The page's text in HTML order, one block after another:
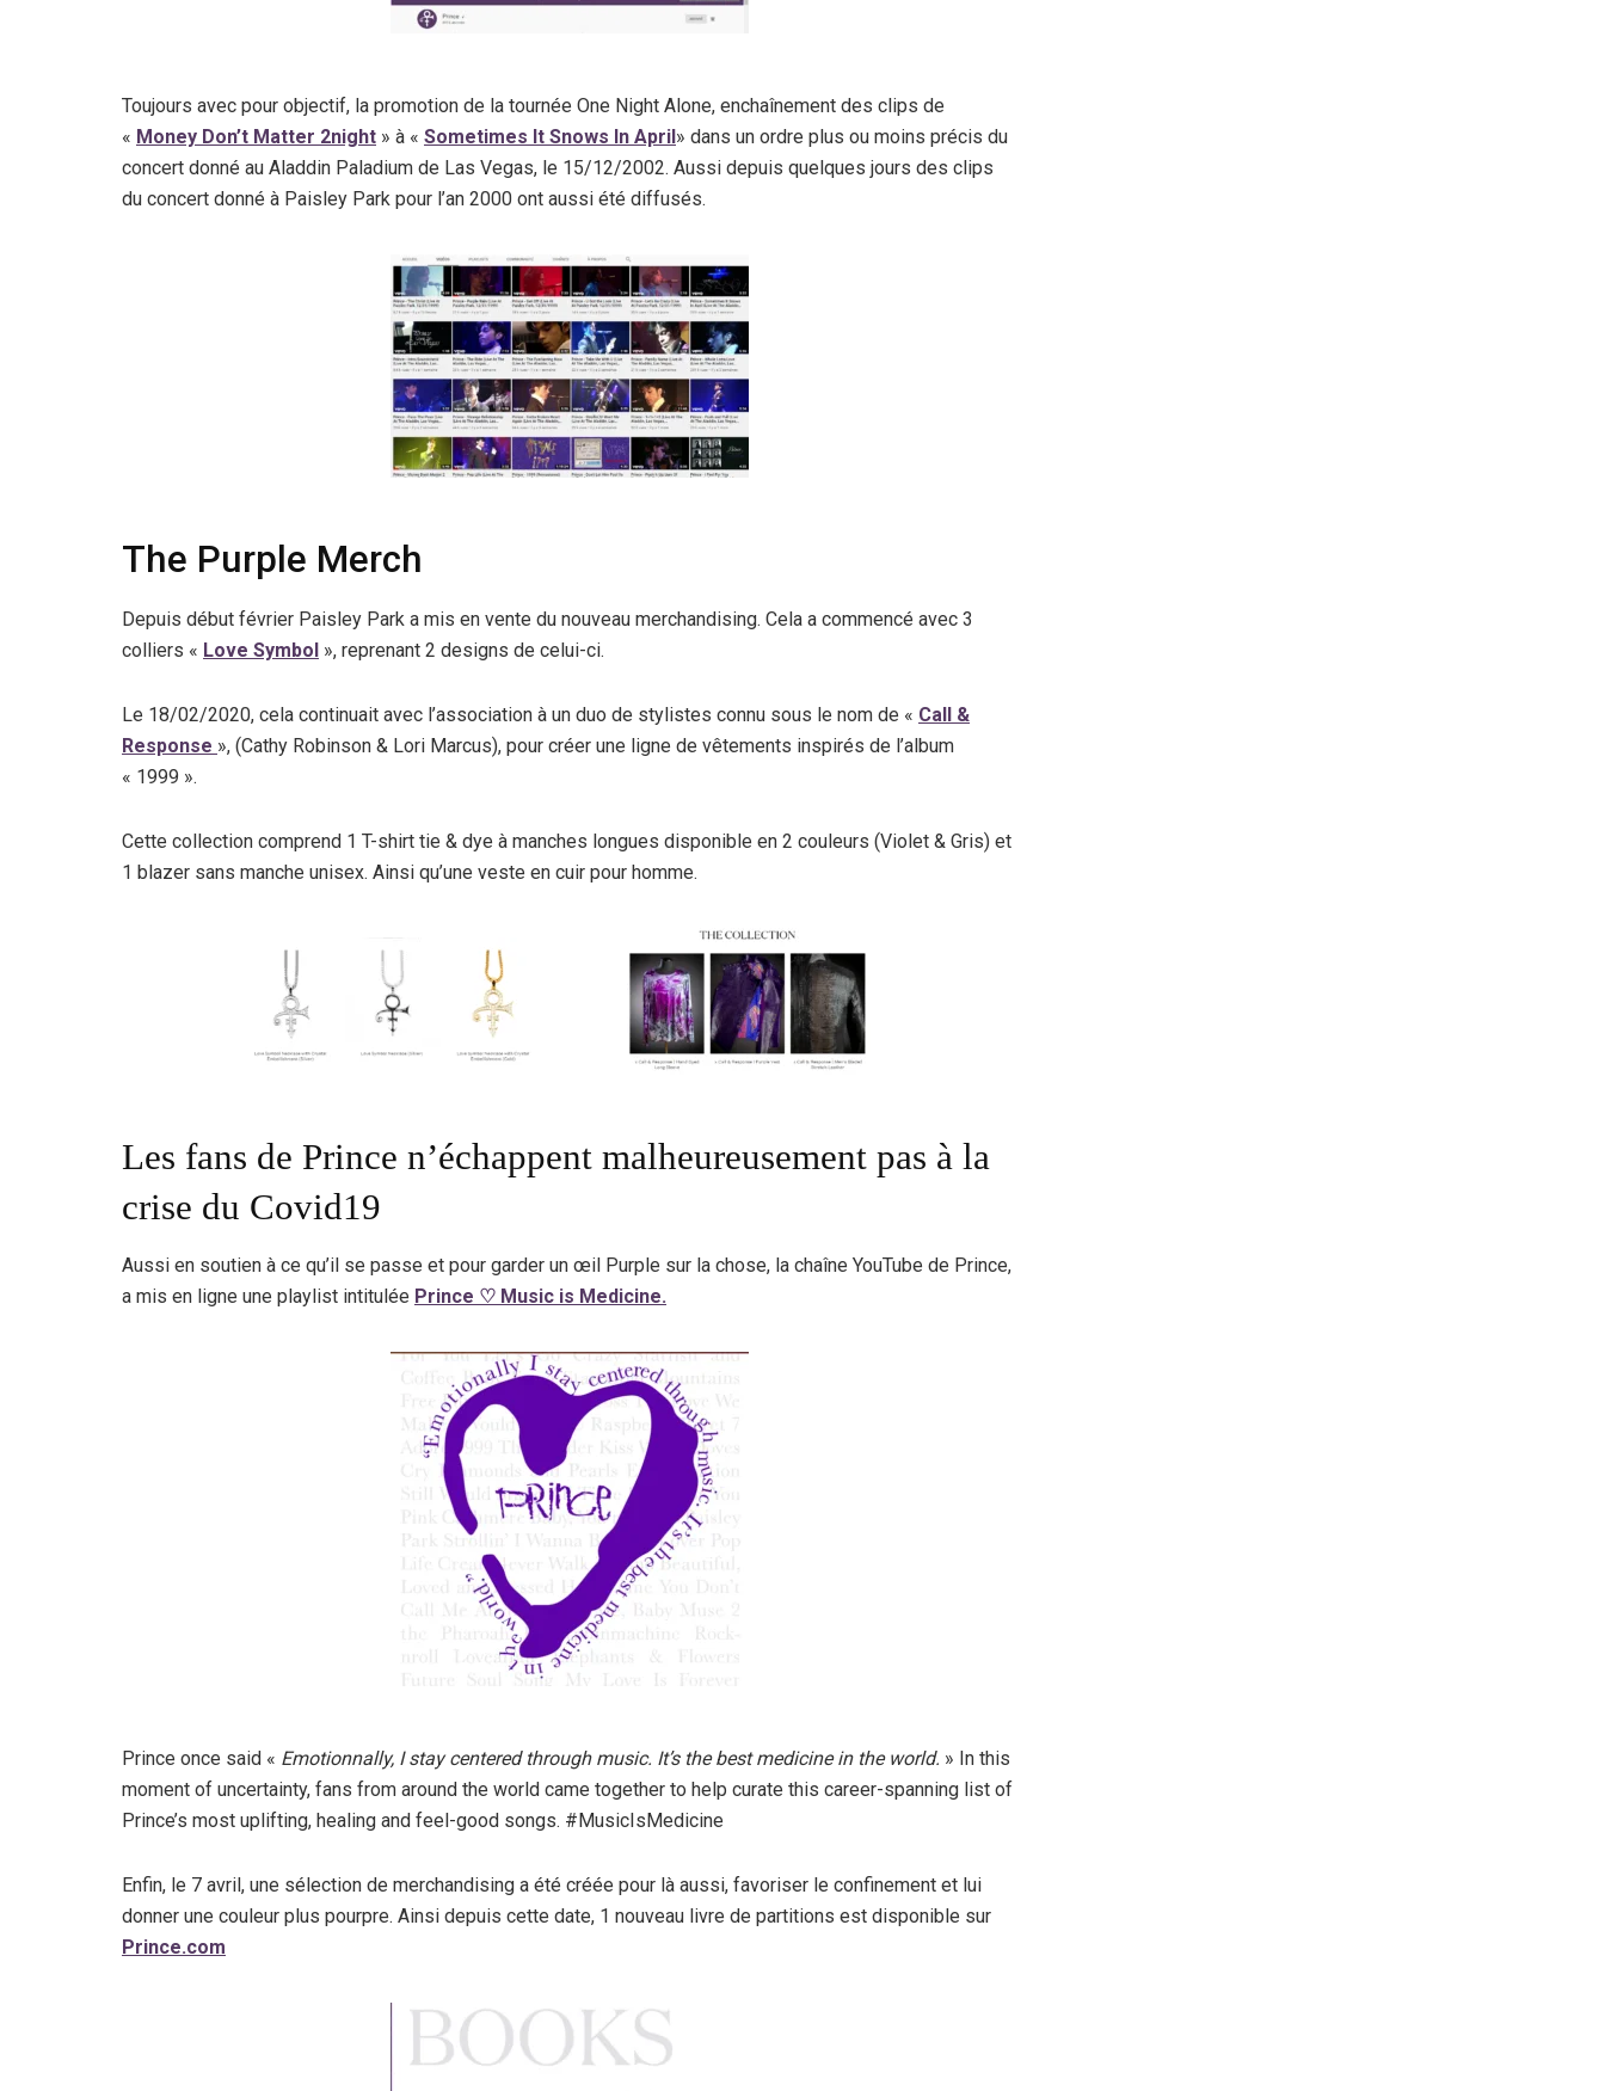
Toujours avec pour objectif, la promotion de la tournée One Night Alone, enchaînement des clips de
« Money Don’t Matter 2night » à « Sometimes It Snows In April» dans un ordre plus ou moins précis du
concert donné au Aladdin Paladium de Las Vegas, le 15/12/2002. Aussi depuis quelques jours des clips
du concert donné à Paisley Park pour l’an 2000 ont aussi été diffusés.
The Purple Merch
Depuis début février Paisley Park a mis en vente du nouveau merchandising. Cela a commencé avec 3
colliers « Love Symbol », reprenant 2 designs de celui-ci.
Le 18/02/2020, cela continuait avec l’association à un duo de stylistes connu sous le nom de « Call &
Response », (Cathy Robinson & Lori Marcus), pour créer une ligne de vêtements inspirés de l’album
« 1999 ».
Cette collection comprend 1 T-shirt tie & dye à manches longues disponible en 2 couleurs (Violet & Gris) et
1 blazer sans manche unisex. Ainsi qu’une veste en cuir pour homme.
Les fans de Prince n’échappent malheureusement pas à la
crise du Covid19
Aussi en soutien à ce qu’il se passe et pour garder un œil Purple sur la chose, la chaîne YouTube de Prince,
a mis en ligne une playlist intitulée Prince ♡ Music is Medicine.
Prince once said « Emotionnally, I stay centered through music. It’s the best medicine in the world. » In this
moment of uncertainty, fans from around the world came together to help curate this career-spanning list of
Prince’s most uplifting, healing and feel-good songs. #MusicIsMedicine
Enfin, le 7 avril, une sélection de merchandising a été créée pour là aussi, favoriser le confinement et lui
donner une couleur plus pourpre. Ainsi depuis cette date, 1 nouveau livre de partitions est disponible sur
Prince.com